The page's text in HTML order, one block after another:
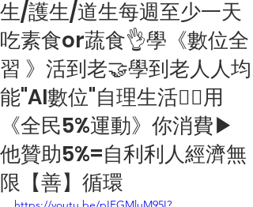
生/護生/道生每週至少一天
吃素食or蔬食👌學《數位全
習 》活到老🤝學到老人人均
能"AI數位"自理生活🙋‍♂️用
《全民5%運動》你消費▶
他贊助5%=自利利人經濟無
限【善】循環